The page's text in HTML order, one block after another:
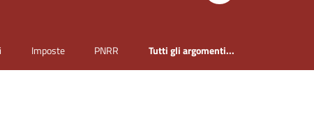
Imposte PNRR Tutti gli argomenti...